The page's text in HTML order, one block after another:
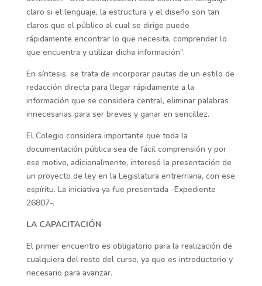
claro si el lenguaje, la estructura y el diseño son tan
claros que el público al cual se dirige puede
rápidamente encontrar lo que necesita, comprender lo
que encuentra y utilizar dicha información”.
En síntesis, se trata de incorporar pautas de un estilo de
redacción directa para llegar rápidamente a la
información que se considera central, eliminar palabras
innecesarias para ser breves y ganar en sencillez.
El Colegio considera importante que toda la
documentación pública sea de fácil comprensión y por
ese motivo, adicionalmente, interesó la presentación de
un proyecto de ley en la Legislatura entrerriana, con ese
espíritu. La iniciativa ya fue presentada -Expediente
26807-.
LA CAPACITACIÓN
El primer encuentro es obligatorio para la realización de
cualquiera del resto del curso, ya que es introductorio y
necesario para avanzar.